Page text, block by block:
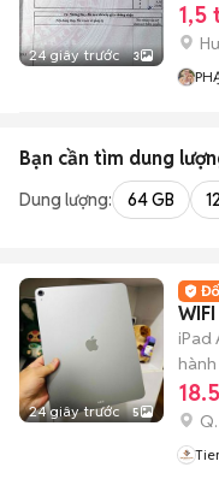
24 giây trước 3
1,5
Bạn cần tìm dung
Dung lượng: 64 GB
24 giây trước 5
iPad
hành